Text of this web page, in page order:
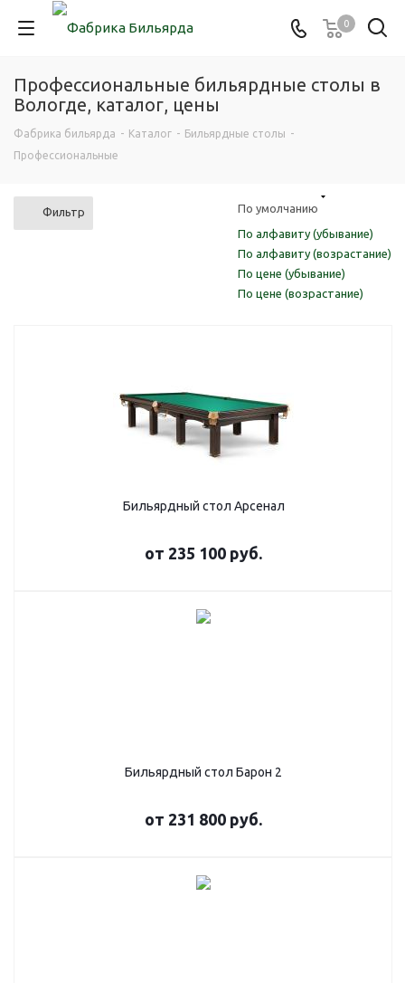
0
Профессиональные бильярдные столы в
Вологде, каталог, цены
Фабрика бильярда - Каталог - Бильярдные столы -
Профессиональные
Фильтр
По умолчанию
По алфавиту (убывание)
По алфавиту (возрастание)
По цене (убывание)
По цене (возрастание)
Бильярдный стол Арсенал
от 235 100 руб.
Бильярдный стол Барон 2
от 231 800 руб.